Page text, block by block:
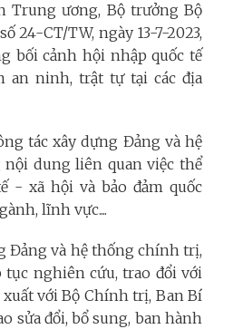
Trung ương, Bộ trưởng Bộ
24-CT/TW, ngày 13-7-2023,
bối cảnh hội nhập quốc tế
an ninh, trật tự tại các địa
tác xây dựng Đảng và hệ
dung liên quan việc thể
- xã hội và bảo đảm quốc
lĩnh vực....
Đảng và hệ thống chính trị,
nghiên cứu, trao đổi với
với Bộ Chính trị, Ban Bí
sửa đổi, bổ sung, ban hành